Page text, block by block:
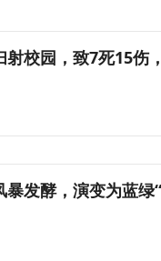
射校园，致7死15伤
暴发酵，演变为蓝